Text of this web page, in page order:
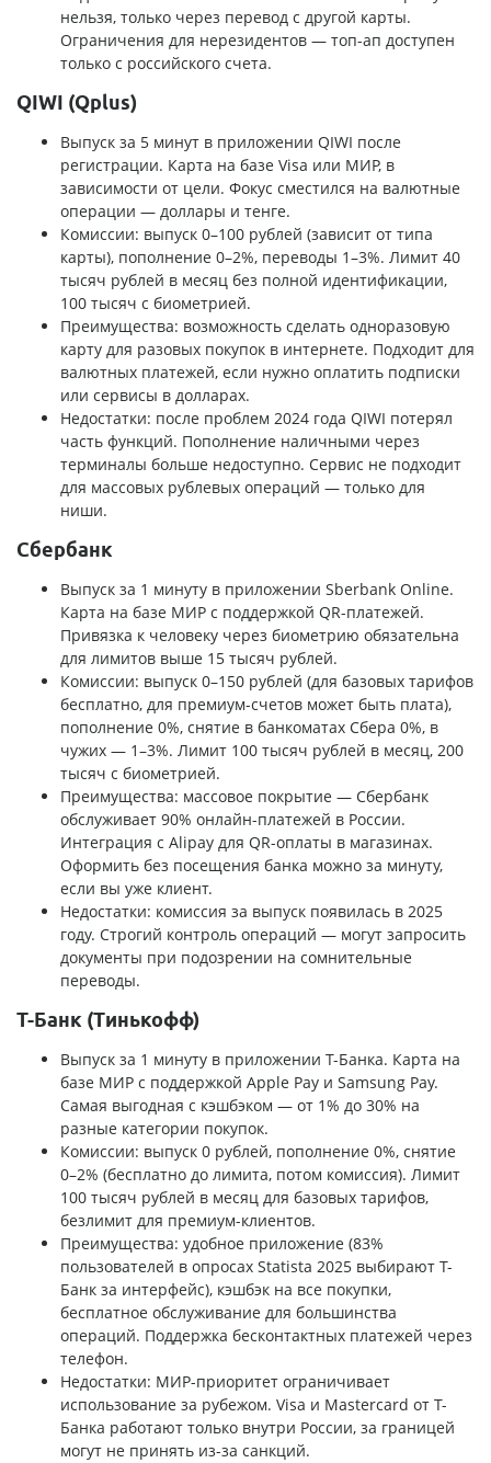
нельзя, только через перевод с другой карты.
Ограничения для нерезидентов — топ-ап доступен
только с российского счета.
QIWI (Qplus)
Выпуск за 5 минут в приложении QIWI после
регистрации. Карта на базе Visa или МИР, в
зависимости от цели. Фокус сместился на валютные
операции — доллары и тенге.
Комиссии: выпуск 0–100 рублей (зависит от типа
карты), пополнение 0–2%, переводы 1–3%. Лимит 40
тысяч рублей в месяц без полной идентификации,
100 тысяч с биометрией.
Преимущества: возможность сделать одноразовую
карту для разовых покупок в интернете. Подходит для
валютных платежей, если нужно оплатить подписки
или сервисы в долларах.
Недостатки: после проблем 2024 года QIWI потерял
часть функций. Пополнение наличными через
терминалы больше недоступно. Сервис не подходит
для массовых рублевых операций — только для
ниши.
Сбербанк
Выпуск за 1 минуту в приложении Sberbank Online.
Карта на базе МИР с поддержкой QR-платежей.
Привязка к человеку через биометрию обязательна
для лимитов выше 15 тысяч рублей.
Комиссии: выпуск 0–150 рублей (для базовых тарифов
бесплатно, для премиум-счетов может быть плата),
пополнение 0%, снятие в банкоматах Сбера 0%, в
чужих — 1–3%. Лимит 100 тысяч рублей в месяц, 200
тысяч с биометрией.
Преимущества: массовое покрытие — Сбербанк
обслуживает 90% онлайн-платежей в России.
Интеграция с Alipay для QR-оплаты в магазинах.
Оформить без посещения банка можно за минуту,
если вы уже клиент.
Недостатки: комиссия за выпуск появилась в 2025
году. Строгий контроль операций — могут запросить
документы при подозрении на сомнительные
переводы.
Т-Банк (Тинькофф)
Выпуск за 1 минуту в приложении Т-Банка. Карта на
базе МИР с поддержкой Apple Pay и Samsung Pay.
Самая выгодная с кэшбэком — от 1% до 30% на
разные категории покупок.
Комиссии: выпуск 0 рублей, пополнение 0%, снятие
0–2% (бесплатно до лимита, потом комиссия). Лимит
100 тысяч рублей в месяц для базовых тарифов,
безлимит для премиум-клиентов.
Преимущества: удобное приложение (83%
пользователей в опросах Statista 2025 выбирают Т-
Банк за интерфейс), кэшбэк на все покупки,
бесплатное обслуживание для большинства
операций. Поддержка бесконтактных платежей через
телефон.
Недостатки: МИР-приоритет ограничивает
использование за рубежом. Visa и Mastercard от Т-
Банка работают только внутри России, за границей
могут не принять из-за санкций.